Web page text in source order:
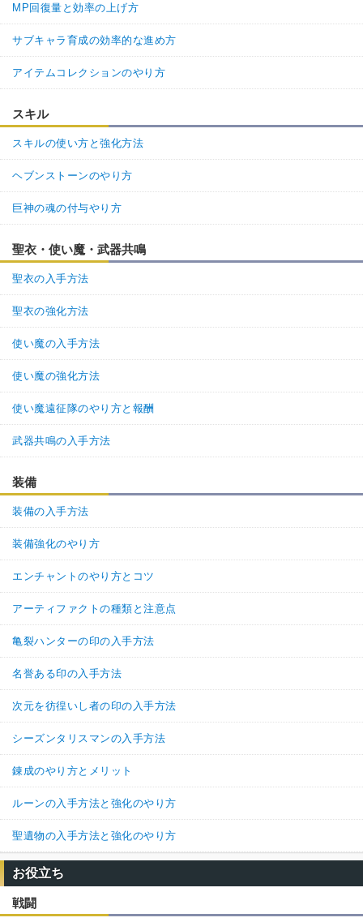
MP回復量と効率の上げ方
サブキャラ育成の効率的な進め方
アイテムコレクションのやり方
スキル
スキルの使い方と強化方法
ヘブンストーンのやり方
巨神の魂の付与やり方
聖衣・使い魔・武器共鳴
聖衣の入手方法
聖衣の強化方法
使い魔の入手方法
使い魔の強化方法
使い魔遠征隊のやり方と報酬
武器共鳴の入手方法
装備
装備の入手方法
装備強化のやり方
エンチャントのやり方とコツ
アーティファクトの種類と注意点
亀裂ハンターの印の入手方法
名誉ある印の入手方法
次元を彷徨いし者の印の入手方法
シーズンタリスマンの入手方法
錬成のやり方とメリット
ルーンの入手方法と強化のやり方
聖遺物の入手方法と強化のやり方
お役立ち
戦闘